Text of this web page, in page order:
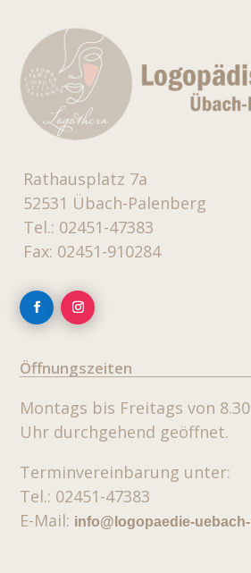
Rathausplatz 7a
52531 Übach-Palenberg
Tel.: 02451-47383
Fax: 02451-910284
Öffnungszeiten
Montags bis Freitags von
Uhr durchgehend geöffnet.
Terminvereinbarung unter:
Tel.: 02451-47383
E-Mail: info@logopaedie-